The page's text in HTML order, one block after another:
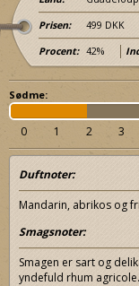
Prisen: 499 DKK
Procent: 42%
Sødme:
0 1 2 3
Duftnoter:
Mandarin, abrikos og
Smagsnoter:
Smagen er sart og
yndefuld rhum agricole.